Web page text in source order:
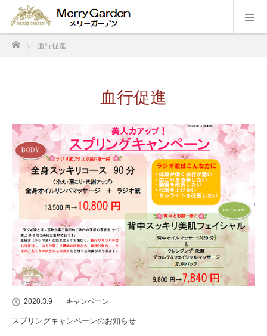
ホーム
血行促進
血行促進
2020.3.9 キャンペーン
スプリングキャンペーンのお知らせ